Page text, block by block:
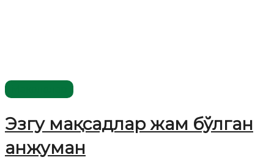
Эзгу мақсадлар жам бўлган
анжуман